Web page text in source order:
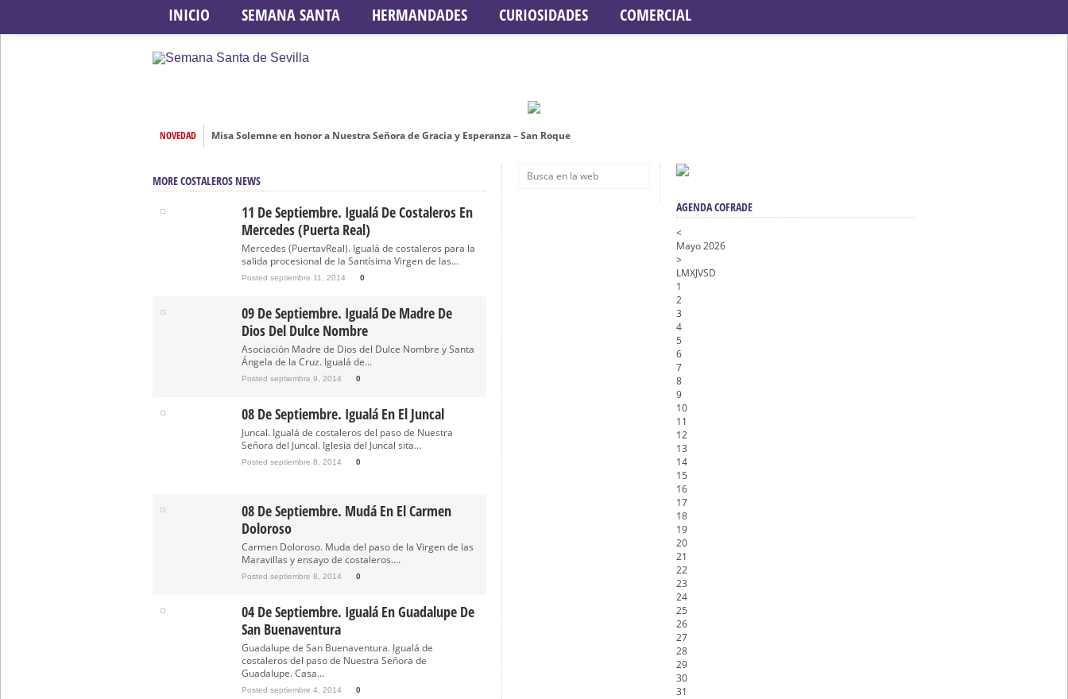
INICIO SEMANA SANTA HERMANDADES CURIOSIDADES COMERCIAL
NOVEDAD
Misa Solemne en honor a Nuestra Señora de Gracia y Esperanza – San Roque
Función de la Anunciación del Señor ante el paso de Nuestra Señora de la Encarnación Coronada – Hermandad de San Benito
Besamanos al Señor del Gran Poder de Sevilla
Solemne y devoto Besamanos en honor de María Santísima en su Soledad – San Lorenzo
Función Principal de Instituto a la Virgen del Valle
Besapié y Besamano en la Quinta Angustia
Besamanos del Señor de la Divina Misericordia, Vía Crucis y Traslado – Siete Palabras
Solemne y devoto Besapiés en honor de Nuestro Padre Jesús de la Pasión
MORE COSTALEROS NEWS
11 De Septiembre. Igualá De Costaleros En
Mercedes (Puerta Real)
Mercedes (PuertavReal). Igualá de costaleros para la
salida procesional de la Santísima Virgen de las...
Posted septiembre 11, 2014 0
09 De Septiembre. Igualá De Madre De
Dios Del Dulce Nombre
Asociación Madre de Dios del Dulce Nombre y Santa
Ángela de la Cruz. Igualá de...
Posted septiembre 9, 2014 0
08 De Septiembre. Igualá En El Juncal
Juncal. Igualá de costaleros del paso de Nuestra
Señora del Juncal. Iglesia del Juncal sita...
Posted septiembre 8, 2014 0
08 De Septiembre. Mudá En El Carmen
Doloroso
Carmen Doloroso. Muda del paso de la Virgen de las
Maravillas y ensayo de costaleros....
Posted septiembre 8, 2014 0
04 De Septiembre. Igualá En Guadalupe De
San Buenaventura
Guadalupe de San Buenaventura. Igualá de
costaleros del paso de Nuestra Señora de
Guadalupe. Casa...
Posted septiembre 4, 2014 0
AGENDA COFRADE
<
Mayo 2026
>
LMXJVSD
1
2
3
4
5
6
7
8
9
10
11
12
13
14
15
16
17
18
19
20
21
22
23
24
25
26
27
28
29
30
31